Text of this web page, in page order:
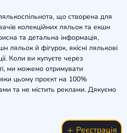
що створена для
колекційних ляльок та екшн
та детальна інформація,
ляльок й фігурок, якісні лялькові
Коли ви купуєте через
ми можемо отримувати
цьому проєкт на 100%
та не містить реклами. Дякуємо
Реєстрація